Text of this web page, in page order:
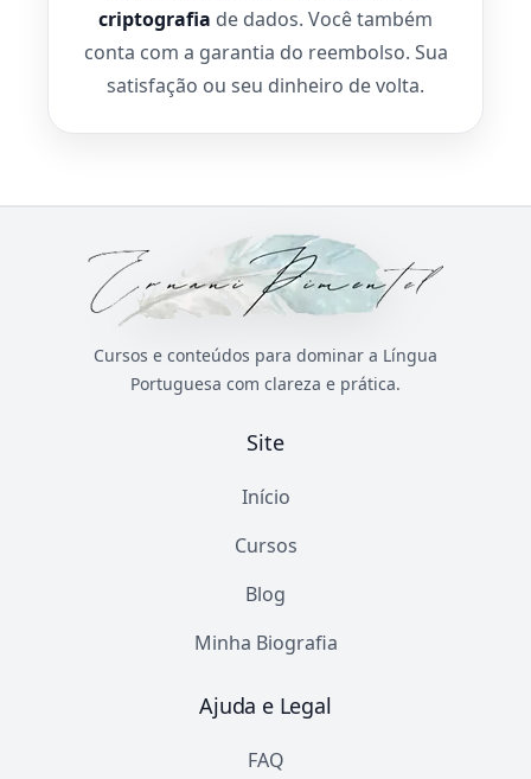
criptografia de dados. Você também
conta com a garantia do reembolso. Sua
satisfação ou seu dinheiro de volta.
Cursos e conteúdos para dominar a Língua
Portuguesa com clareza e prática.
Site
Início
Cursos
Blog
Minha Biografia
Ajuda e Legal
FAQ